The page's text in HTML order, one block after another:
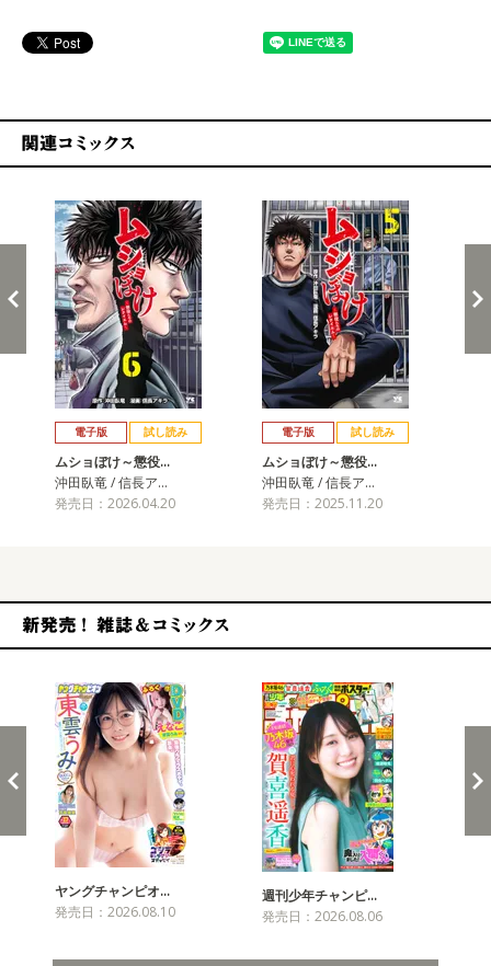
電子版 試し読み
ムショぼけ～懲役…
沖田臥竜 / 信長ア…
発売日：2026.04.20
電子版 試し読み
ムショぼけ～懲役…
沖田臥竜 / 信長ア…
発売日：2025.11.20
ヤングチャンピオ…
発売日：2026.08.10
週刊少年チャンピ…
発売日：2026.08.06